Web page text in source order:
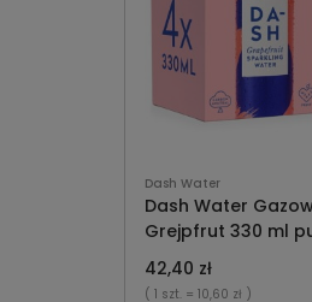
Dash Water
Dash Water
Grejpfrut 330 ml
42,40 zł
( 1 szt. = 10,60 zł )